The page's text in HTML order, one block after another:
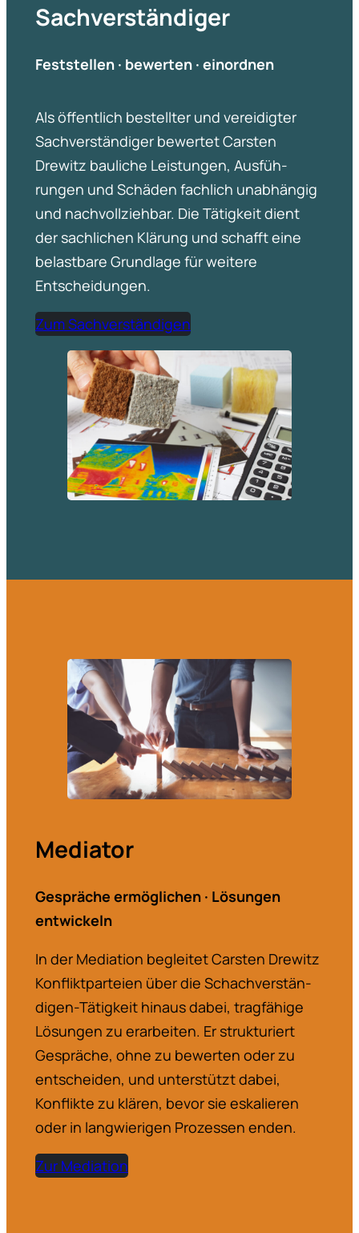
Sachver­stän­diger
Feststellen · bewerten · einordnen
Als öffent­lich bestellter und verei­digter
Sachver­stän­diger bewertet Carsten
Drewitz bauliche Leistungen, Ausfüh­
rungen und Schäden fachlich unabhängig
und nachvoll­ziehbar. Die Tätigkeit dient
der sachli­chen Klärung und schafft eine
belast­bare Grundlage für weitere
Entschei­dungen.
Zum Sachver­stän­digen
Mediator
Gespräche ermög­li­chen · Lösungen
entwi­ckeln
In der Mediation begleitet Carsten Drewitz
Konflikt­par­teien über die Schach­ver­stän­
digen-Tätigkeit hinaus dabei, tragfä­hige
Lösungen zu erarbeiten. Er struk­tu­riert
Gespräche, ohne zu bewerten oder zu
entscheiden, und unter­stützt dabei,
Konflikte zu klären, bevor sie eskalieren
oder in langwie­rigen Prozessen enden.
Zur Mediation